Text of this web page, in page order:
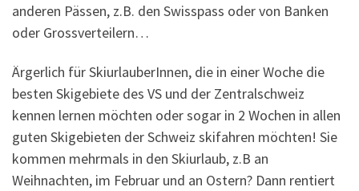
anderen Pässen, z.B. den Swisspass oder von Banken
oder Grossverteilern…
Ärgerlich für SkiurlauberInnen, die in einer Woche die
besten Skigebiete des VS und der Zentralschweiz
kennen lernen möchten oder sogar in 2 Wochen in allen
guten Skigebieten der Schweiz skifahren möchten! Sie
kommen mehrmals in den Skiurlaub, z.B an
Weihnachten, im Februar und an Ostern? Dann rentiert